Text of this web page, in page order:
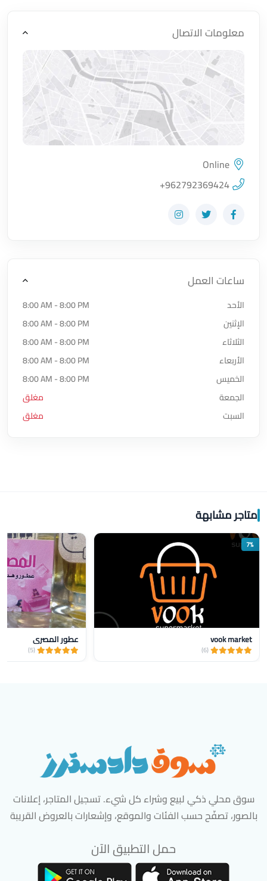
معلومات الاتصال
اضغط لتحميل الموقع
Online
+962792369424
زيارة حساب المتجر على Facebook-f
زيارة حساب المتجر على Twitter
زيارة حساب المتجر على Instagram
ساعات العمل
الأحد
8:00 AM - 8:00 PM
الإثنين
8:00 AM - 8:00 PM
الثلاثاء
8:00 AM - 8:00 PM
الأربعاء
8:00 AM - 8:00 PM
الخميس
8:00 AM - 8:00 PM
الجمعة
مغلق
السبت
مغلق
متاجر مشابهة
7%
vook market
(6)
عطور المصري
(5)
سوق محلي ذكي لبيع وشراء كل شيء. تسجيل المتاجر، إعلانات
بالصور، تصفّح حسب الفئات والموقع، وإشعارات بالعروض القريبة
حمل التطبيق الآن